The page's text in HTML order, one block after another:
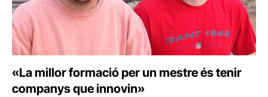
«La millor formació per un mestre és tenir
companys que innovin»